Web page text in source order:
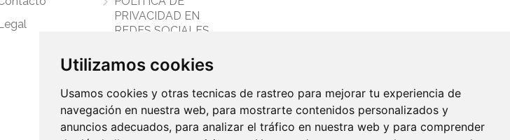
Utilizamos cookies
Usamos cookies y otras tecnicas de rastreo para mejorar tu experiencia de
navegación en nuestra web, para mostrarte contenidos personalizados y
anuncios adecuados, para analizar el tráfico en nuestra web y para comprender
PRIVACIDAD EN
REDES SOCIALES